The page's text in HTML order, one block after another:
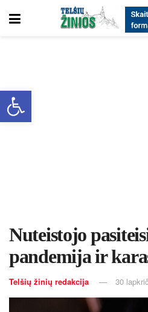
Open toolbar
Nu­teis­to­jo
pan­de­mi­ja ir
Telšių žinių redakcija 30